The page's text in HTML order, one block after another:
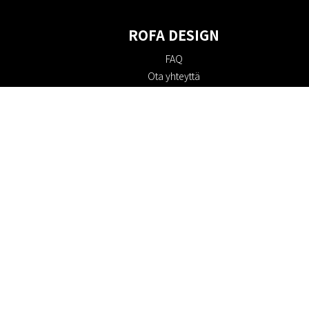
ROFA DESIGN
FAQ
Ota yhteyttä